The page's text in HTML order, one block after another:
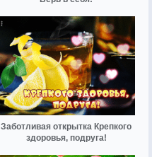
Заботливая открытка Крепкого
здоровья, подруга!